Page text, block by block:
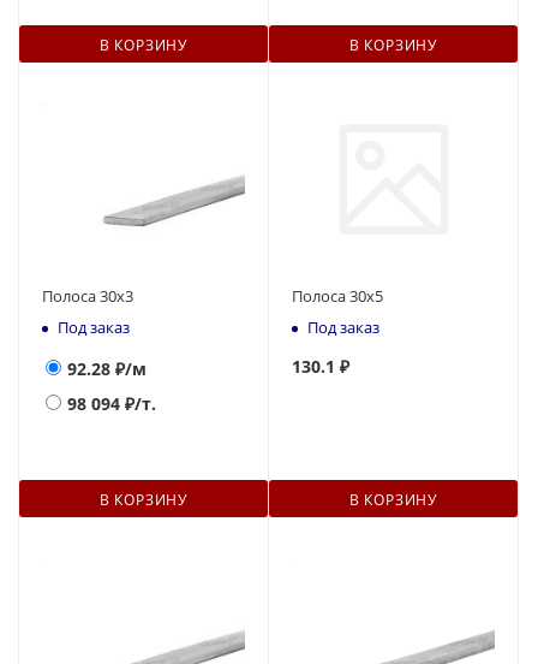
В КОРЗИНУ В КОРЗИНУ
Полоса 30х3
Под заказ
92.28 ₽/м
98 094 ₽/т.
В КОРЗИНУ
Полоса 30х5
Под заказ
130.1 ₽
В КОРЗИНУ